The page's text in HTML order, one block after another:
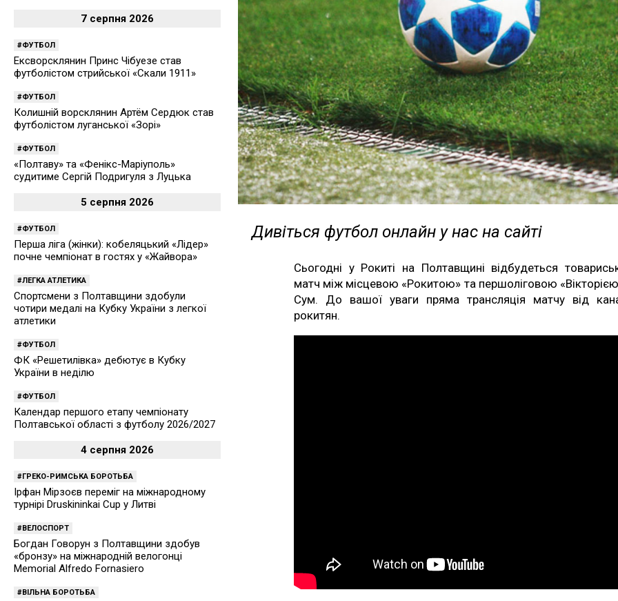
Дивіться футбол онлайн у нас на сайті
Сьогодні у Рокиті на Полтавщині відбудеться
матч між місцевою «Рокитою» та першоліговою
Сум. До вашої уваги пряма трансляція матчу від
рокитян.
7 серпня 2026
ФУТБОЛ
Ексворсклянин Принс Чібуезе став
футболістом стрийської «Скали 1911»
ФУТБОЛ
Колишній ворсклянин Артём Сердюк став
футболістом луганської «Зорі»
ФУТБОЛ
«Полтаву» та «Фенікс-Маріуполь»
судитиме Сергій Подригуля з Луцька
5 серпня 2026
ФУТБОЛ
Перша ліга (жінки): кобеляцький «Лідер»
почне чемпіонат в гостях у «Жайвора»
ЛЕГКА АТЛЕТИКА
Спортсмени з Полтавщини здобули
чотири медалі на Кубку України з легкої
атлетики
ФУТБОЛ
ФК «Решетилівка» дебютує в Кубку
України в неділю
ФУТБОЛ
Календар першого етапу чемпіонату
Полтавської області з футболу 2026/2027
4 серпня 2026
ГРЕКО-РИМСЬКА БОРОТЬБА
Ірфан Мірзоєв переміг на міжнародному
турнірі Druskininkai Cup у Литві
ВЕЛОСПОРТ
Богдан Говорун з Полтавщини здобув
«бронзу» на міжнародній велогонці
Memorial Alfredo Fornasiero
ВІЛЬНА БОРОТЬБА